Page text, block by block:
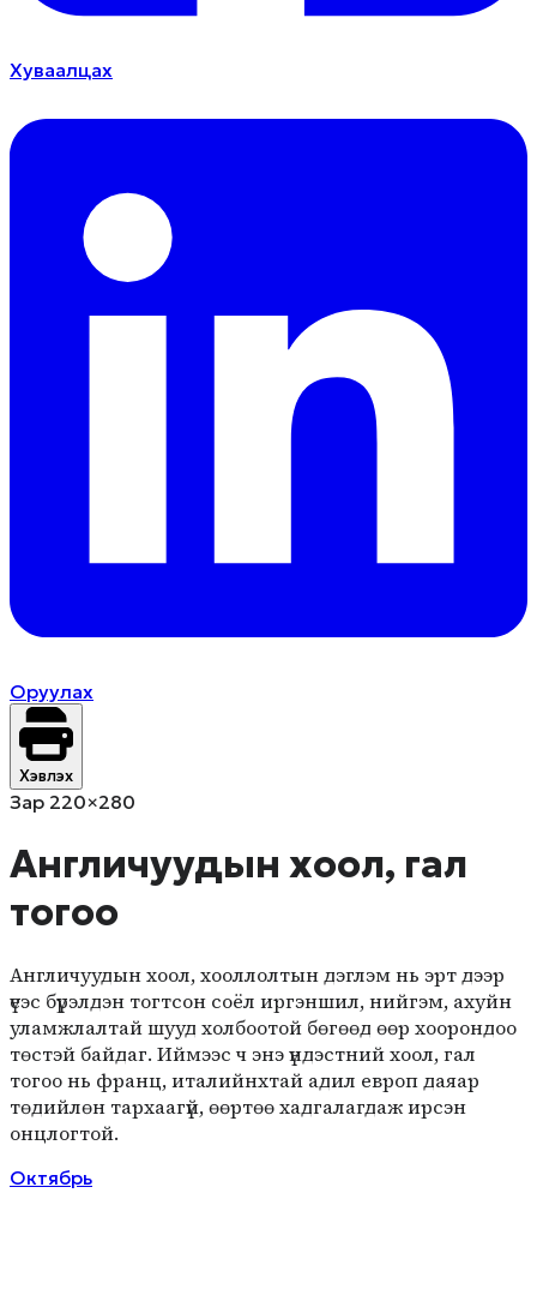
Хуваалцах
Оруулах
Хэвлэх
Зар 220×280
Англичуудын хоол, гал
тогоо
Англичуудын хоол, хооллолтын дэглэм нь эрт дээр
үеэс бүрэлдэн тогтсон соёл иргэншил, нийгэм, ахуйн
уламжлалтай шууд холбоотой бөгөөд өөр хоорондоо
төстэй байдаг. Иймээс ч энэ үндэстний хоол, гал
тогоо нь франц, италийнхтай адил европ даяар
төдийлөн тархаагүй, өөртөө хадгалагдаж ирсэн
онцлогтой.
Октябрь